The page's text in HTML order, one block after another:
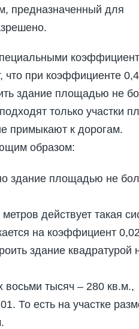
предназначенный для
что при коэффициенте
здание площадью не
только участки
примыкают к дорогам.
образом:
здание площадью не
действует такая
на коэффициент
здание квадратурой
тысяч – 280 кв.м.,
То есть на участке